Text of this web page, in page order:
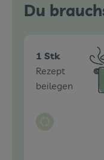
Du
1 Stk
Rezept
beilegen
Auswahl